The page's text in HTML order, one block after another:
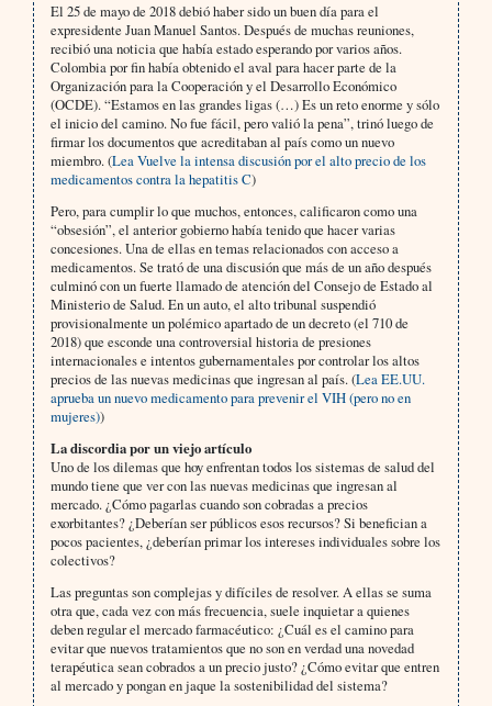
El 25 de mayo de 2018 debió haber sido un buen día para el
expresidente Juan Manuel Santos. Después de muchas reuniones,
recibió una noticia que había estado esperando por varios años.
Colombia por fin había obtenido el aval para hacer parte de la
Organización para la Cooperación y el Desarrollo Económico
(OCDE). “Estamos en las grandes ligas (…) Es un reto enorme y sólo
el inicio del camino. No fue fácil, pero valió la pena”, trinó luego de
firmar los documentos que acreditaban al país como un nuevo
miembro. (Lea Vuelve la intensa discusión por el alto precio de los
medicamentos contra la hepatitis C)
Pero, para cumplir lo que muchos, entonces, calificaron como una
“obsesión”, el anterior gobierno había tenido que hacer varias
concesiones. Una de ellas en temas relacionados con acceso a
medicamentos. Se trató de una discusión que más de un año después
culminó con un fuerte llamado de atención del Consejo de Estado al
Ministerio de Salud. En un auto, el alto tribunal suspendió
provisionalmente un polémico apartado de un decreto (el 710 de
2018) que esconde una controversial historia de presiones
internacionales e intentos gubernamentales por controlar los altos
precios de las nuevas medicinas que ingresan al país. (Lea EE.UU.
aprueba un nuevo medicamento para prevenir el VIH (pero no en
mujeres))
La discordia por un viejo artículo
Uno de los dilemas que hoy enfrentan todos los sistemas de salud del
mundo tiene que ver con las nuevas medicinas que ingresan al
mercado. ¿Cómo pagarlas cuando son cobradas a precios
exorbitantes? ¿Deberían ser públicos esos recursos? Si benefician a
pocos pacientes, ¿deberían primar los intereses individuales sobre los
colectivos?
Las preguntas son complejas y difíciles de resolver. A ellas se suma
otra que, cada vez con más frecuencia, suele inquietar a quienes
deben regular el mercado farmacéutico: ¿Cuál es el camino para
evitar que nuevos tratamientos que no son en verdad una novedad
terapéutica sean cobrados a un precio justo? ¿Cómo evitar que entren
al mercado y pongan en jaque la sostenibilidad del sistema?